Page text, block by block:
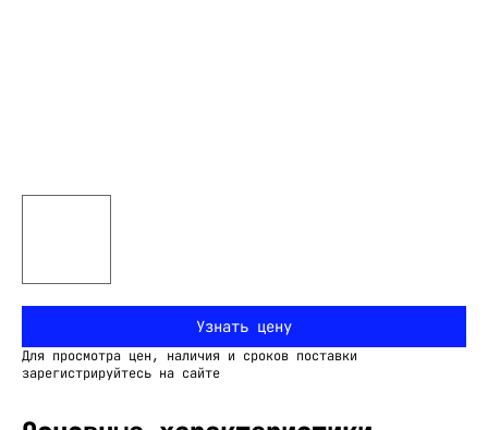
Узнать цену
Для просмотра цен, наличия и сроков поставки
зарегистрируйтесь на сайте